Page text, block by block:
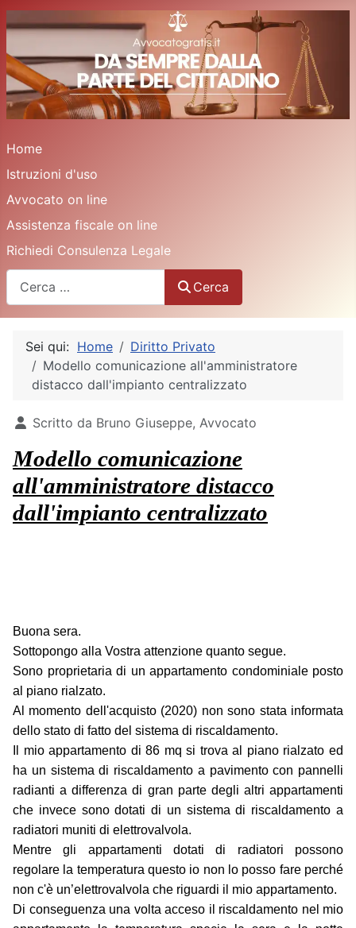
Home
Istruzioni d'uso
Avvocato on line
Assistenza fiscale on line
Richiedi Consulenza Legale
Cerca
Sei qui: Home
Diritto Privato
Modello comunicazione all'amministratore
distacco dall'impianto centralizzato
Dettagli
Scritto da Bruno Giuseppe, Avvocato
Modello comunicazione
all'amministratore distacco
dall'impianto centralizzato
Buona sera.
Sottopongo alla Vostra attenzione quanto segue.
Sono proprietaria di un appartamento condominiale posto
al piano rialzato.
Al momento dell'acquisto (2020) non sono stata informata
dello stato di fatto del sistema di riscaldamento.
Il mio appartamento di 86 mq si trova al piano rialzato ed
ha un sistema di riscaldamento a pavimento con pannelli
radianti a differenza di gran parte degli altri appartamenti
che invece sono dotati di un sistema di riscaldamento a
radiatori muniti di elettrovalvola.
Mentre gli appartamenti dotati di radiatori possono
regolare la temperatura questo io non lo posso fare perché
non c'è un’elettrovalvola che riguardi il mio appartamento.
Di conseguenza una volta acceso il riscaldamento nel mio